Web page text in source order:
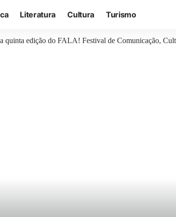
Literatura Cultura Turismo